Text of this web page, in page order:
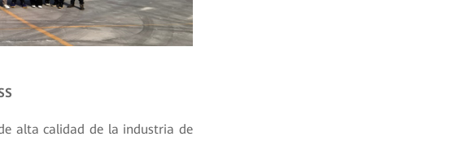
alta calidad de la industria de